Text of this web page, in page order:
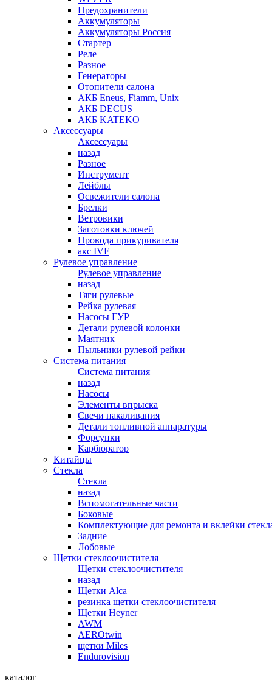
Предохранители
Аккумуляторы
Аккумуляторы Россия
Стартер
Реле
Разное
Генераторы
Отопители салона
АКБ Eneus, Fiamm, Unix
АКБ DECUS
АКБ KATEKO
Аксессуары
Аксессуары
назад
Разное
Инструмент
Лейблы
Освежители салона
Брелки
Ветровики
Заготовки ключей
Провода прикуривателя
акс IVF
Рулевое управление
Рулевое управление
назад
Тяги рулевые
Рейка рулевая
Насосы ГУР
Детали рулевой колонки
Маятник
Пыльники рулевой рейки
Система питания
Система питания
назад
Насосы
Элементы впрыска
Свечи накаливания
Детали топливной аппаратуры
Форсунки
Карбюратор
Китайцы
Стекла
Стекла
назад
Вспомогательные части
Боковые
Комплектующие для ремонта и вклейки
Задние
Лобовые
Щетки стеклоочистителя
Щетки стеклоочистителя
назад
Щетки Alca
резинка щетки стеклоочистителя
Щетки Heyner
AWM
AEROtwin
щетки Miles
Endurovision
каталог